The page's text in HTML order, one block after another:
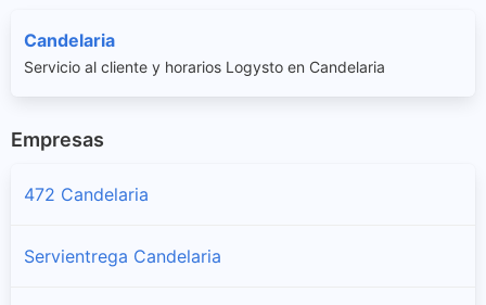
Candelaria
Servicio al cliente y horarios Logysto en Candelaria
Empresas
472 Candelaria
Servientrega Candelaria